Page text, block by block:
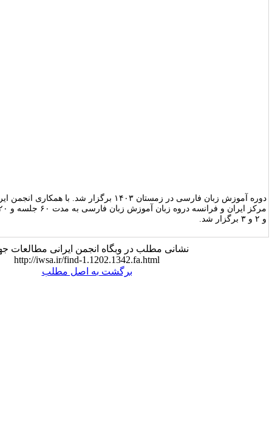
دوره آموزش زبان فارسی در زمستان ۱۴۰۳ برگزار شد. با همکاری انجمن ایرانی مطالعات جهان و
مرکز ایران و فرانسه دروه زبان آموزش زبان فارسی به مدت ۶۰ جلسه و ۲۰ زبان آموز در سه سطح ۱
مطلب در وبگاه انجمن ایرانی مطالعات جهان:
http://iwsa.ir/find-1.1202.1342.fa.html